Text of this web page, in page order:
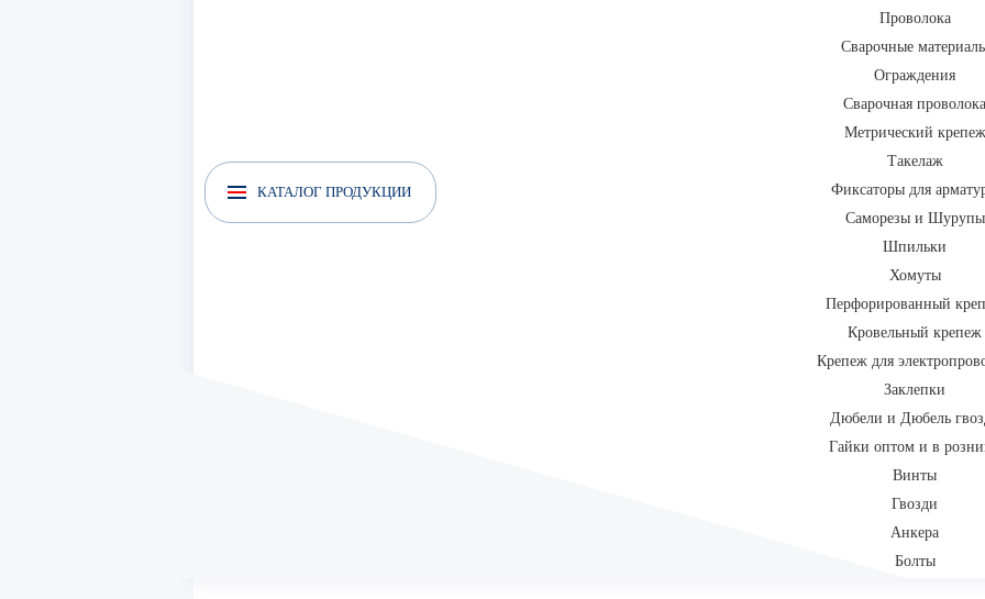
КАТАЛОГ ПРОДУКЦИИ
Проволока
Сварочные
Ограждения
Сварочная
Метрический крепеж
Такелаж
Фиксаторы для
Саморезы и Шурупы
Шпильки
Хомуты
Перфорированный
Кровельный крепеж
Крепеж для
Заклепки
Дюбели и Дюбель
Гайки оптом и в
Винты
Гвозди
Анкера
Болты